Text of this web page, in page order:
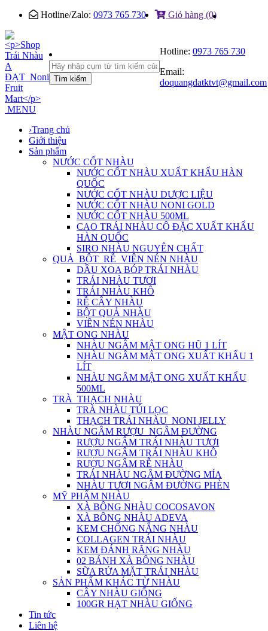
Hotline/Zalo: 0973 765 730 Giỏ hàng (0)
Tìm kiếm
Hotline: 0973 765 730
Email:
doquangdatktvt@gmail.com
MENU
›Trang chủ
Giới thiệu
Sản phẩm
NƯỚC CỐT NHÀU
NƯỚC CỐT NHÀU XUẤT KHẨU HÀN
QUỐC
NƯỚC CỐT NHÀU DƯỢC LIỆU
NƯỚC CỐT NHÀU NONI GOLD
NƯỚC CỐT NHÀU 500ML
CAO TRÁI NHÀU CÔ ĐẶC XUẤT KHẨU
HÀN QUỐC
SIRO NHÀU NGUYÊN CHẤT
QUẢ_BỘT_RỄ_VIÊN NÉN NHÀU
DẦU XOA BÓP TRÁI NHÀU
TRÁI NHÀU TƯƠI
TRÁI NHÀU KHÔ
RỄ CÂY NHÀU
BỘT QUẢ NHÀU
VIÊN NÉN NHÀU
MẬT ONG NHÀU
NHÀU NGÂM MẬT ONG HŨ 1 LÍT
NHÀU NGÂM MẬT ONG XUẤT KHẨU 1
LÍT
NHÀU NGÂM MẬT ONG XUẤT KHẨU
500ML
TRÀ_THẠCH NHÀU
TRÀ NHÀU TÚI LỌC
THẠCH TRÁI NHÀU_NONI JELLY
NHÀU NGÂM RƯỢU_NGÂM ĐƯỜNG
RƯỢU NGÂM TRÁI NHÀU TƯƠI
RƯỢU NGÂM TRÁI NHÀU KHÔ
RƯỢU NGÂM RỄ NHÀU
TRÁI NHÀU NGÂM ĐƯỜNG MÍA
NHÀU TƯƠI NGÂM ĐƯỜNG PHÈN
MỸ PHẨM NHÀU
XÀ BÔNG NHÀU COCOSAVON
XÀ BÔNG NHÀU ADEVA
KEM CHỐNG NẮNG NHÀU
COLLAGEN TRÁI NHÀU
KEM ĐÁNH RĂNG NHÀU
02 BÁNH XÀ BÔNG NHÀU
SỮA RỬA MẶT TRÁI NHÀU
SẢN PHẨM KHÁC TỪ NHÀU
CÂY NHÀU GIỐNG
100GR HẠT NHÀU GIỐNG
Tin tức
Liên hệ